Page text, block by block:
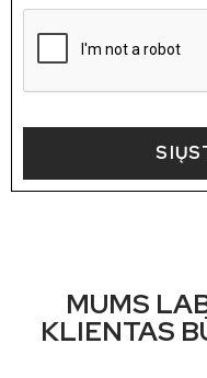
MUMS
KLIENTAS